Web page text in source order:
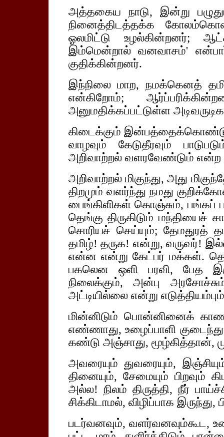
அத்தகைய நாடு, இன்று
நினைத்திடத்தக்க
ஓலமிட்டு உழல்கின்றனர்;
இம்மென்றால் வனவாசம்'
குதிக்கின்றனர்.
இந்நிலை மாற, நமக்கெனத்
என்கிறோம்;
அனுமதிக்கப்பட்டுள்ள
கிடைக்கும் இன்பத்தைக்கொண்டு,
வாழவும் கேடுதீரவும்
அறிவாற்றல் வளரவேண்டும்
அறிவாற்றல் மிகுந்து, அது
திறமும் வளர்ந்து நமது
பைங்கிளிகள் கொஞ்சும், பங்கப்
தெங்கு திருகிடும்
சொரியச் செய்யும்; தேமதுரத்
தமிழ்! தருக! என்று, வருவர்!
என்ன என்று கேட்பர் மக்கள்.
பகலென ஒளி பரவி, பேத
நிலைக்கும், அன்பு
அட்டியில்லை என்று
மின்னிடும் பொன்னினைக் காண,
எண்ணாது, உழைப்பாளி குடைந்து
கண்டு அஞ்சாது, மூழ்கித்தான்,
அவரையும் துவரையும்,
தினையும், சேமையும் பிறவும்
அல்ல! நிலம் திருத்தி, நீர்
சிக்கிடாமல், விழிப்பாக
படர்வனவும், வளர்வனவும்கூட,